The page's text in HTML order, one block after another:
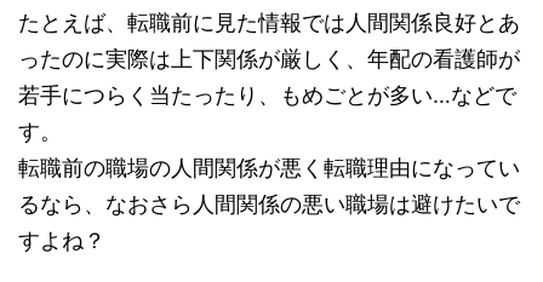
たとえば、転職前に見た情報では人間関係良好とあ
ったのに実際は上下関係が厳しく、年配の看護師が
若手につらく当たったり、もめごとが多い…などで
す。
転職前の職場の人間関係が悪く転職理由になってい
るなら、なおさら人間関係の悪い職場は避けたいで
すよね？